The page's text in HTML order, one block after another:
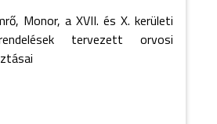
Monor, a XVII. és X. kerületi
tervezett orvosi